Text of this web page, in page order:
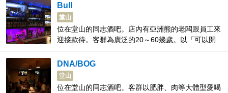
Bull
堂山
位在堂山的同志酒吧。店內有亞洲熊的老闆跟員工來
迎接款待。客群為廣泛的20～60幾歲。以「可以開
DNA/BOG
堂山
位在堂山的同志酒吧。客群以肥胖、肉等大體型愛喝